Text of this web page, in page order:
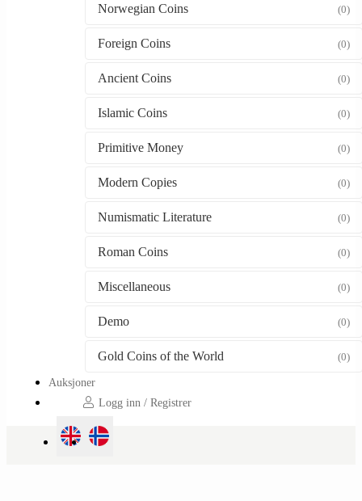
Norwegian Coins (0)
Foreign Coins (0)
Ancient Coins (0)
Islamic Coins (0)
Primitive Money (0)
Modern Copies (0)
Numismatic Literature (0)
Roman Coins (0)
Miscellaneous (0)
Demo (0)
Gold Coins of the World (0)
Auksjoner
Logg inn / Registrer